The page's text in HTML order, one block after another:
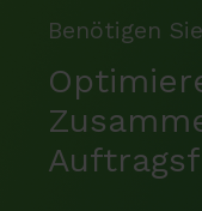
Benötigen